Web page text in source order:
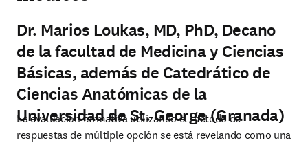
Dr. Marios Loukas, MD, PhD, Decano
de la facultad de Medicina y Ciencias
Básicas, además de Catedrático de
Ciencias Anatómicas de la
Universidad de St. George (Granada)
La evaluación formativa utilizando el método de
respuestas de múltiple opción se está revelando como una